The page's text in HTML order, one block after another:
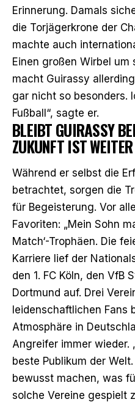
Erinnerung. Damals
die Torjägerkrone der
machte auch
Einen großen Wirbel
macht Guirassy
gar nicht so besonders.
Fußball“, sagte er.
BLEIBT GUIRASSY
ZUKUNFT IST
Während er selbst die
betrachtet, sorgen die
für Begeisterung. Vor
Favoriten: „Mein Sohn
Match‘-Trophäen. Die
Karriere lief der
den 1. FC Köln, den VfB
Dortmund auf. Drei
leidenschaftlichen Fans
Atmosphäre in
Angreifer immer wieder.
beste Publikum der
bewusst machen, was
solche Vereine gespielt